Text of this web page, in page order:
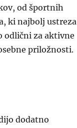
od športnih
ki najbolj ustreza
odlični za aktivne
priložnosti.
dodatno